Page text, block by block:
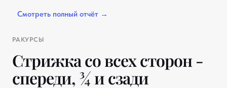
РАКУРСЫ
Стрижка со всех сторон -
спереди, ¾ и сзади
Смотреть полный отчёт →